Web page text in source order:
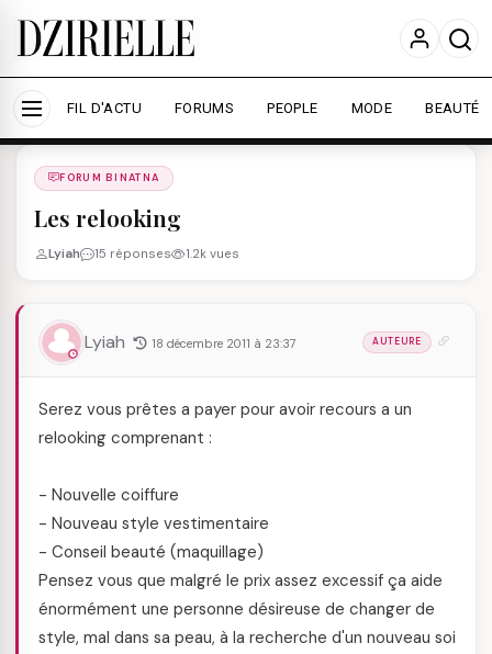
Nous utilisons des cookies pour améliorer votre
expérience et mesurer l'audience.
En savoir plus
Accepter tout Personnaliser
FIL D'ACTU FORUMS PEOPLE MODE BEAUTÉ
Forums
FORUM BINATNA
Les relooking
Lyiah 15 réponses 1.2k vues
Lyiah 18 décembre 2011 à 23:37 AUTEURE
Serez vous prêtes a payer pour avoir recours a un
relooking comprenant :
- Nouvelle coiffure
- Nouveau style vestimentaire
- Conseil beauté (maquillage)
Pensez vous que malgré le prix assez excessif ça aide
énormément une personne désireuse de changer de
style, mal dans sa peau, à la recherche d'un nouveau soi